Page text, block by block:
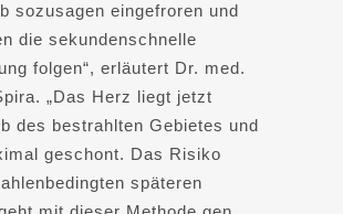
sozusagen eingefroren und
die sekundenschnelle
folgen“, erläutert Dr. med.
„Das Herz liegt jetzt
des bestrahlten Gebietes und
geschont. Das Risiko
späteren